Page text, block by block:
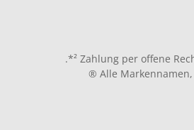
.*² Zahlung per offene
® Alle